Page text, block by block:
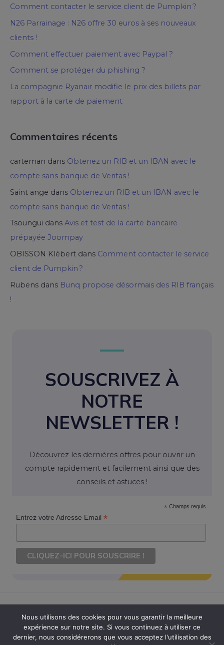
Comment contacter le service client de Pumpkin ?
N26 Parrainage : N26 offre 30 euros à ses nouveaux
clients !
Comment effectuer paiement avec Paypal ?
Comment se protéger du phishing ?
La compagnie Ryanair modifie le prix des billets par
rapport à la carte de paiement
Commentaires récents
carteman dans Obtenez un RIB et un IBAN avec le
compte sans banque de Veritas !
Saint ange dans Obtenez un RIB et un IBAN avec le
compte sans banque de Veritas !
Tsoungui dans Avis et test de la carte bancaire
prépayée Joompay
OBISSON Klébert dans Comment contacter le service
client de Pumpkin ?
Rubens dans Bunq propose désormais des RIB français
!
SOUSCRIVEZ À
NOTRE
NEWSLETTER !
Découvrez les dernières offres pour ouvrir un
compte rapidement et facilement ainsi que des
conseils et astuces !
* Champs requis
Entrez votre Adresse Email*
Copyright © 2026 Ouvrir Son Compte. Tous Droits Réservés
Nous utilisons des cookies pour vous garantir la meilleure
expérience sur notre site. Si vous continuez à utiliser ce
dernier, nous considérerons que vous acceptez l'utilisation des